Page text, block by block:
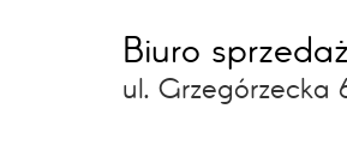
Biuro
ul. Grzegórzecka